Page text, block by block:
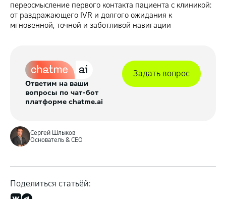
переосмысление первого контакта пациента с клиникой:
от раздражающего IVR и долгого ожидания к
мгновенной, точной и заботливой навигации
Ответим на ваши
вопросы по чат-бот
платформе chatme.ai
Задать вопрос
Сергей Шлыков
Основатель & CEO
Поделиться статьёй: